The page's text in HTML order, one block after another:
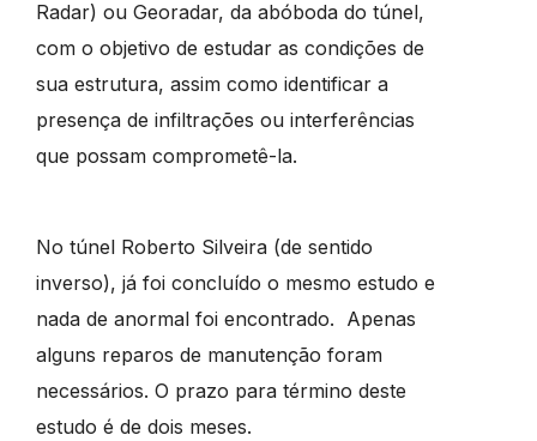
Radar) ou Georadar, da abóboda do túnel,
com o objetivo de estudar as condições de
sua estrutura, assim como identificar a
presença de infiltrações ou interferências
que possam comprometê-la.
No túnel Roberto Silveira (de sentido
inverso), já foi concluído o mesmo estudo e
nada de anormal foi encontrado. Apenas
alguns reparos de manutenção foram
necessários. O prazo para término deste
estudo é de dois meses.